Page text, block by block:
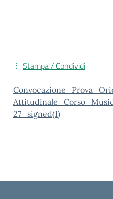
Stampa / Condividi
27_signed(1)